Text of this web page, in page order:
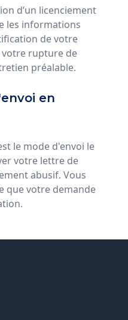
d’un licenciement
les informations
de votre
rupture de
préalable.
en
le mode d'envoi le
votre lettre de
abusif. Vous
que votre demande